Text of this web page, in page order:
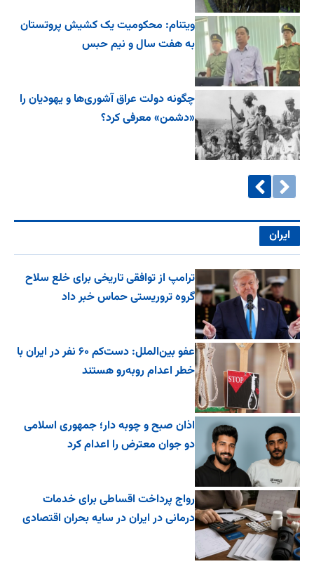
ویتنام: محکومیت یک کشیش پروتستان
به هفت سال و نیم حبس
چگونه دولت عراق آشوری‌ها و یهودیان را
«دشمن» معرفی کرد؟
ایران
ترامپ از توافقی تاریخی برای خلع ‌سلاح
گروه تروریستی حماس خبر داد
عفو بین‌الملل: دست‌کم ۶۰ نفر در ایران با
خطر اعدام روبه‌رو هستند
اذان صبح و چوبه دار؛ جمهوری اسلامی
دو جوان معترض را اعدام کرد
رواج پرداخت اقساطی برای خدمات
درمانی در ایران در سایه بحران اقتصادی